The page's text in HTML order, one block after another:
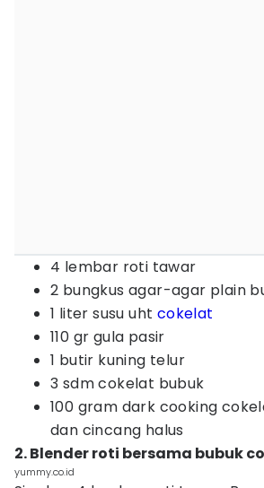
4 lembar roti tawar
2 bungkus agar-agar plain
1 liter susu uht cokelat
110 gr gula pasir
1 butir kuning telur
3 sdm cokelat bubuk
100 gram dark cooking
dan cincang halus
2. Blender roti bersama bubuk
yummy.co.id